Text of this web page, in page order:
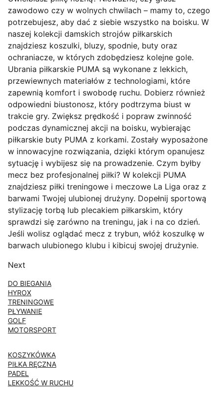
zawodowo czy w wolnych chwilach – mamy to, czego
potrzebujesz, aby dać z siebie wszystko na boisku. W
naszej kolekcji damskich strojów piłkarskich
znajdziesz koszulki, bluzy, spodnie, buty oraz
ochraniacze, w których zdobędziesz kolejne gole.
Ubrania piłkarskie PUMA są wykonane z lekkich,
przewiewnych materiałów z technologiami, które
zapewnią komfort i swobodę ruchu. Dobierz również
odpowiedni biustonosz, który podtrzyma biust w
trakcie gry. Zwiększ prędkość i popraw zwinność
podczas dynamicznej akcji na boisku, wybierając
piłkarskie buty PUMA z korkami. Zostały wyposażone
w innowacyjne rozwiązania, dzięki którym opanujesz
sytuację i wybijesz się na prowadzenie. Czym byłby
mecz bez profesjonalnej piłki? W kolekcji PUMA
znajdziesz piłki treningowe i meczowe La Liga oraz z
barwami Twojej ulubionej drużyny. Dopełnij sportową
stylizację torbą lub plecakiem piłkarskim, który
sprawdzi się zarówno na treningu, jak i na co dzień.
Jeśli wolisz oglądać mecz z trybun, włóż koszulkę w
barwach ulubionego klubu i kibicuj swojej drużynie.
Next
DO BIEGANIA
HYROX
TRENINGOWE
PŁYWANIE
GOLF
MOTORSPORT
KOSZYKÓWKA
PIŁKA RĘCZNA
PADEL
LEKKOŚĆ W RUCHU